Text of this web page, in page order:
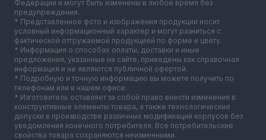
Федерации и могут быть изменены в любое время без
предупреждения.
* Представленное фото и изображения продукции носит
условный информационный характер и могут разниться с
фактической отгружаемой продукцией по форме и цвету.
* Информация о способах оплаты, доставки и иные
предложения, указанные на сайте, приведены как справочная
информация и не являются публичной офертой.
* Подробную и точную информацию вы можете получить по
телефонам или в нашем офисе.
* Изготовитель оставляет за собой право внести изменения в
конструктивные элементы товара, а также технологические
допуски в производстве различных модификаций корпусов без
уведомления конечного потребителя. Все потребительские
свойства товара сохраняются неизменными.